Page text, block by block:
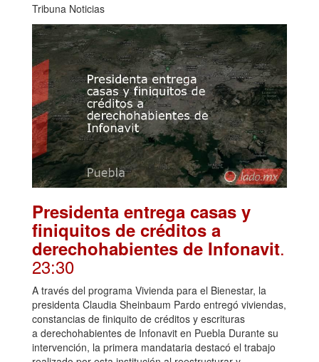
Tribuna Noticias
Presidenta entrega casas y
finiquitos de créditos a
derechohabientes de Infonavit.
23:30
A través del programa Vivienda para el Bienestar, la
presidenta Claudia Sheinbaum Pardo entregó viviendas,
constancias de finiquito de créditos y escrituras
a derechohabientes de Infonavit en Puebla Durante su
intervención, la primera mandataria destacó el trabajo